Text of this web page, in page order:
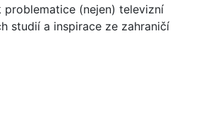
(nejen) televizní
studií a inspirace ze zahraničí